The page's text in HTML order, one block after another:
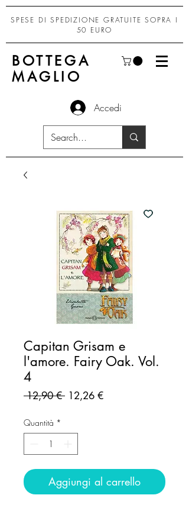
SPESE DI SPEDIZIONE GRATUITE SOPRA I
50 EURO
BOTTEGA
MAGLIO
Accedi
Capitan Grisam e
l'amore. Fairy Oak. Vol.
4
12,90 € Prezzo
12,26 €Prezzo
Quantità *
Aggiungi al carrello